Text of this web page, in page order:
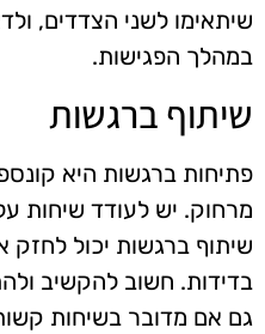
שיתאימו לשני הצדדים,
במהלך הפגישות.
שיתוף ברגשות
פתיחות ברגשות היא
מרחוק. יש לעודד שיחות
שיתוף ברגשות יכול
בדידות. חשוב להקשיב
גם אם מדובר בשיחות